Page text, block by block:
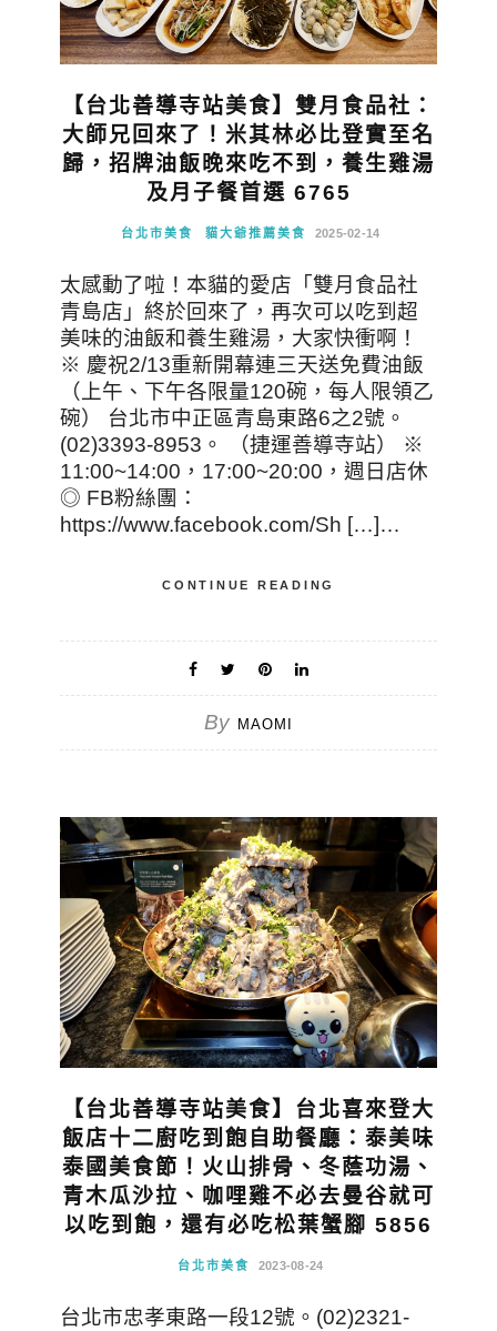
【台北善導寺站美食】雙月食品社：
大師兄回來了！米其林必比登實至名
歸，招牌油飯晚來吃不到，養生雞湯
及月子餐首選 6765
台北市美食 貓大爺推薦美食 2025-02-14
太感動了啦！本貓的愛店「雙月食品社
青島店」終於回來了，再次可以吃到超
美味的油飯和養生雞湯，大家快衝啊！
※ 慶祝2/13重新開幕連三天送免費油飯
（上午、下午各限量120碗，每人限領乙
碗） 台北市中正區青島東路6之2號。
(02)3393-8953。 （捷運善導寺站） ※
11:00~14:00，17:00~20:00，週日店休
◎ FB粉絲團：
https://www.facebook.com/Sh […]…
CONTINUE READING
By MAOMI
【台北善導寺站美食】台北喜來登大
飯店十二廚吃到飽自助餐廳：泰美味
泰國美食節！火山排骨、冬蔭功湯、
青木瓜沙拉、咖哩雞不必去曼谷就可
以吃到飽，還有必吃松葉蟹腳 5856
台北市美食 2023-08-24
台北市忠孝東路一段12號。(02)2321-